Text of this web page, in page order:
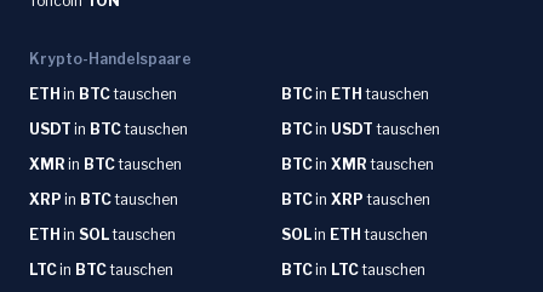
Krypto-Handelspaare
ETH in BTCtauschen BTCin ETH tauschen
USDT in BTCtauschen BTCin USDT tauschen
XMR in BTCtauschen BTCin XMR tauschen
XRP in BTCtauschen BTCin XRP tauschen
ETH in SOLtauschen SOLin ETH tauschen
LTCin BTCtauschen BTCin LTCtauschen